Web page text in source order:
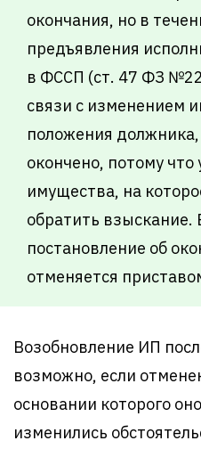
окончания, но в
предъявления
в ФССП (ст. 47 ФЗ
связи с изменением
положения
окончено, потому что
имущества, на
обратить взыскание.
постановление об
отменяется
Возобновление ИП
возможно, если
основании которого
изменились